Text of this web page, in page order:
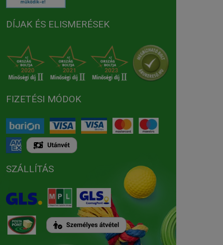
DÍJAK ÉS ELISMERÉSEK
FIZETÉSI MÓDOK
SZÁLLÍTÁS